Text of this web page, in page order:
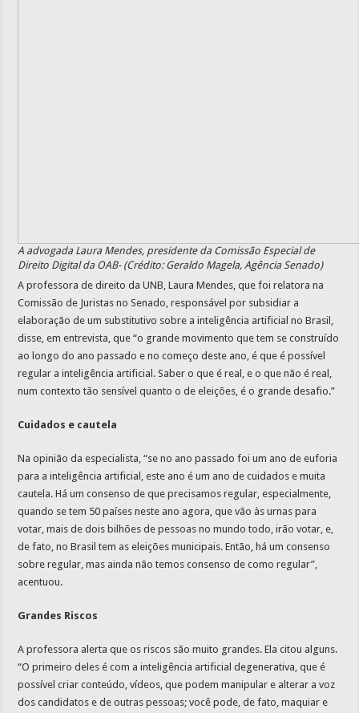
A advogada Laura Mendes, presidente da Comissão Especial de
Direito Digital da OAB- (Crédito: Geraldo Magela, Agência Senado)
A professora de direito da UNB, Laura Mendes, que foi relatora na
Comissão de Juristas no Senado, responsável por subsidiar a
elaboração de um substitutivo sobre a inteligência artificial no Brasil,
disse, em entrevista, que “o grande movimento que tem se construído
ao longo do ano passado e no começo deste ano, é que é possível
regular a inteligência artificial. Saber o que é real, e o que não é real,
num contexto tão sensível quanto o de eleições, é o grande desafio.”
Cuidados e cautela
Na opinião da especialista, “se no ano passado foi um ano de euforia
para a inteligência artificial, este ano é um ano de cuidados e muita
cautela. Há um consenso de que precisamos regular, especialmente,
quando se tem 50 países neste ano agora, que vão às urnas para
votar, mais de dois bilhões de pessoas no mundo todo, irão votar, e,
de fato, no Brasil tem as eleições municipais. Então, há um consenso
sobre regular, mas ainda não temos consenso de como regular”,
acentuou.
Grandes Riscos
A professora alerta que os riscos são muito grandes. Ela citou alguns.
“O primeiro deles é com a inteligência artificial degenerativa, que é
possível criar conteúdo, vídeos, que podem manipular e alterar a voz
dos candidatos e de outras pessoas; você pode, de fato, maquiar e